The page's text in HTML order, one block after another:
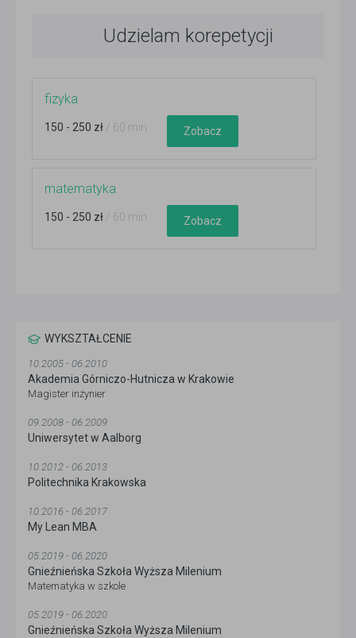
Udzielam korepetycji
fizyka
150 - 250 zł / 60 min Zobacz
matematyka
150 - 250 zł / 60 min Zobacz
WYKSZTAŁCENIE
10.2005 - 06.2010
Akademia Górniczo-Hutnicza w Krakowie
Magister inżynier
09.2008 - 06.2009
Uniwersytet w Aalborg
10.2012 - 06.2013
Politechnika Krakowska
10.2016 - 06.2017
My Lean MBA
05.2019 - 06.2020
Gnieźnieńska Szkoła Wyższa Milenium
Matematyka w szkole
05.2019 - 06.2020
Gnieźnieńska Szkoła Wyższa Milenium